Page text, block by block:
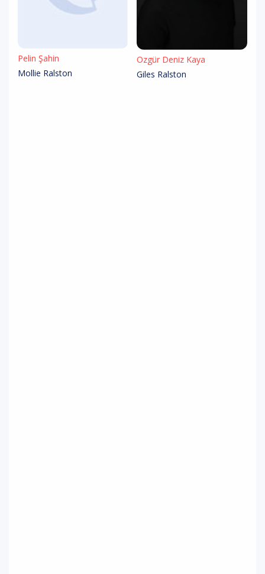
Pelin Şahin
Mollie Ralston
Özgür Deniz Kaya
Giles Ralston